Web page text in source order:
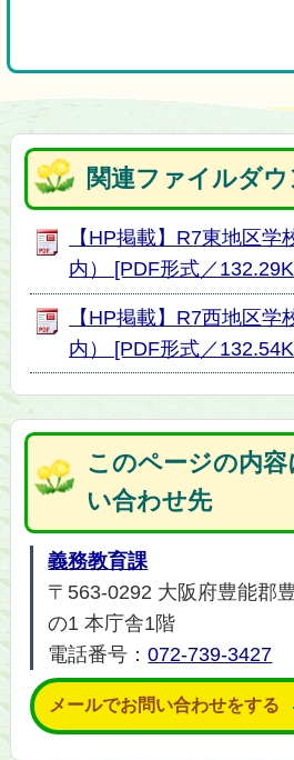
関連ファイルダ
【HP掲載】R7東地区学
内） [PDF形式／
【HP掲載】R7西地区学
内） [PDF形式／
このページの内
い合わせ先
義務教育課
〒563-0292 大阪府豊能郡
の1 本庁舎1階
電話番号：072-739-3427
メールでお問い合わせをする